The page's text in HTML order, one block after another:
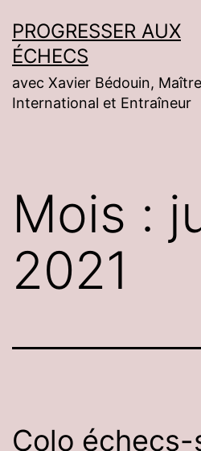
au
contenu
PROGRESSER AUX
ÉCHECS
avec Xavier Bédouin, Maître
International et Entraîneur
Mois :
2021
Colo